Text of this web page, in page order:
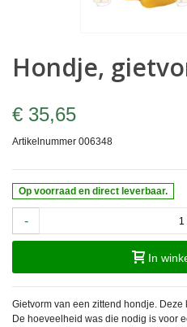
Hondje,
€ 35,65
Artikelnummer 006348
Op voorraad en direct leverbaar.
-
In
Gietvorm van een zittend hondje.
De hoeveelheid was die nodig is voor